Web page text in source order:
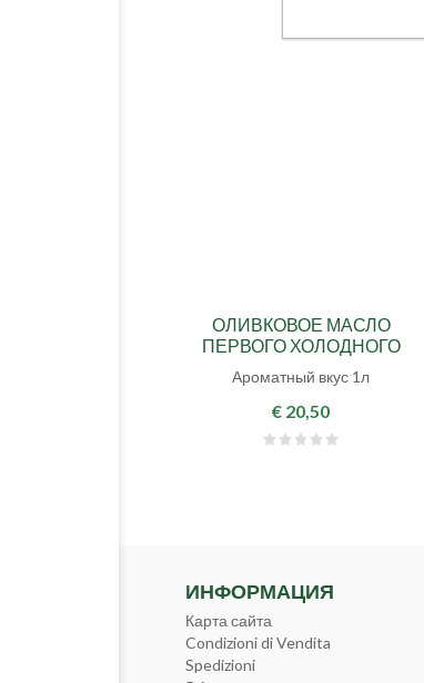
ОЛИВКОВОЕ МАСЛО
ПЕРВОГО ХОЛОДНОГО
ОТЖИМА RISERVA
Ароматный вкус 1л
€ 20,50
ИНФОРМАЦИЯ
Карта сайта
Condizioni di Vendita
Spedizioni